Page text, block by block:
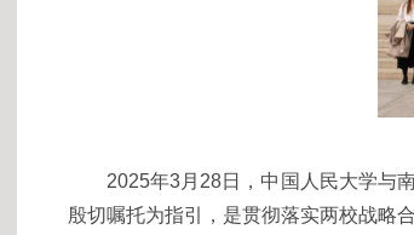
2025年3月28日，中国人民大学与
殷切嘱托为指引，是贯彻落实两校战略